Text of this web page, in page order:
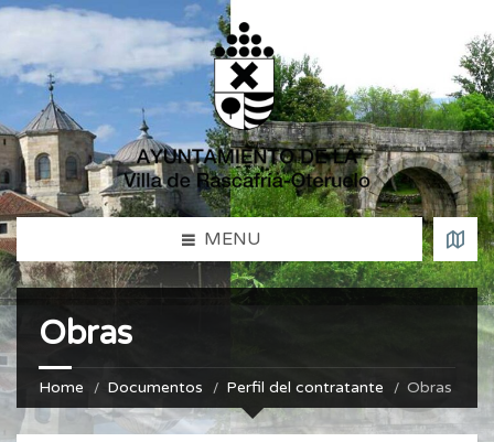
MENU
Obras
Home Documentos Perfil del contratante Obras